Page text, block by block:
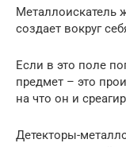
Металлоискатель
создает вокруг
Если в это поле
предмет – это
на что он и
Детекторы-